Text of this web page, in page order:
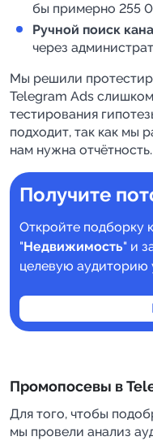
бы примерно 255
Ручной поиск
через
Мы решили
Telegram Ads
тестирования
подходит, так как мы
нам нужна отчётность.
Получите
Откройте подборку
"Недвижимость" и
целевую аудиторию
Промопосевы в
Для того, чтобы
мы провели анализ